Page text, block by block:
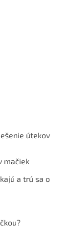
útekov
mačiek
a trú sa o